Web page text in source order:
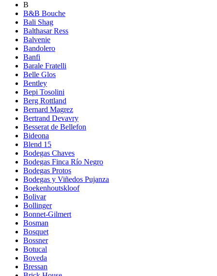
B
B&B Bouche
Bali Shag
Balthasar Ress
Balvenie
Bandolero
Banfi
Barale Fratelli
Belle Glos
Bentley
Bepi Tosolini
Berg Rottland
Bernard Magrez
Bertrand Devavry
Besserat de Bellefon
Bideona
Blend 15
Bodegas Chaves
Bodegas Finca Río Negro
Bodegas Protos
Bodegas y Viñedos Pujanza
Boekenhoutskloof
Bolivar
Bollinger
Bonnet-Gilmert
Bosman
Bosquet
Bossner
Botucal
Boveda
Bressan